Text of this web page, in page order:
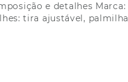
e detalhes Marca:
tira ajustável, palmilha